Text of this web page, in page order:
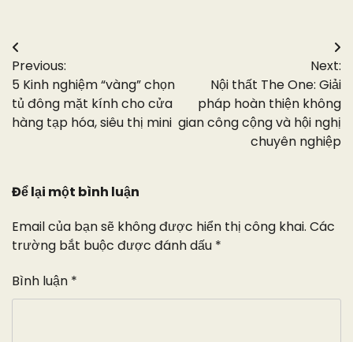
Điều
hướng
bài
viết
Previous:
5 Kinh nghiệm “vàng” chọn
tủ đông mặt kính cho cửa
hàng tạp hóa, siêu thị mini
Next:
Nội thất The One: Giải
pháp hoàn thiện không
gian công cộng và hội nghị
chuyên nghiệp
Để lại một bình luận
Email của bạn sẽ không được hiển thị công khai. Các
trường bắt buộc được đánh dấu *
Bình luận *